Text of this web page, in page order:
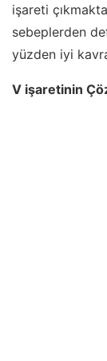
işareti
sebeplerden
yüzden iyi
V işaretinin